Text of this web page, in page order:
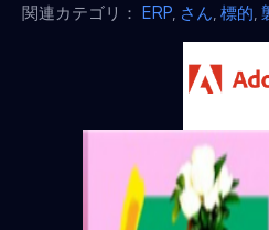
関連カテゴリ： ERP さん 標的